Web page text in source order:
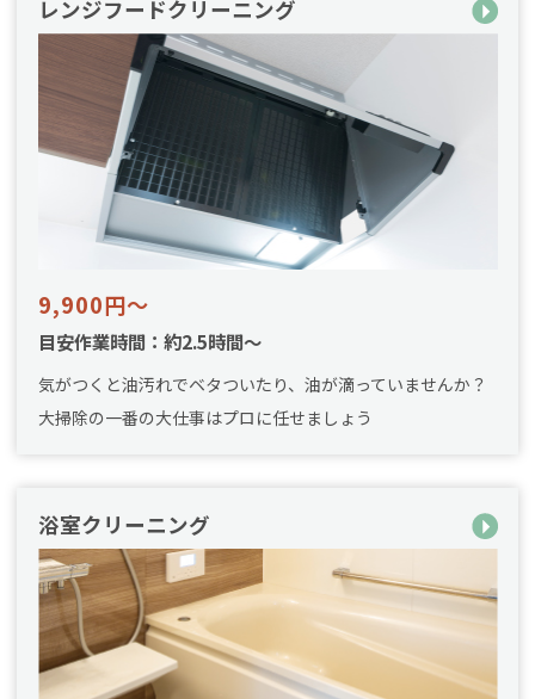
レンジフードクリーニング
9,900円～
目安作業時間：約2.5時間～
気がつくと油汚れでベタついたり、油が滴っていませんか？
大掃除の一番の大仕事はプロに任せましょう
浴室クリーニング